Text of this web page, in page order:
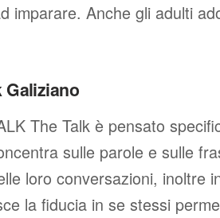
imparare. Anche gli adulti
Galiziano
The Talk è pensato
sulle parole e sulle
loro conversazioni, inoltre
la fiducia in se stessi